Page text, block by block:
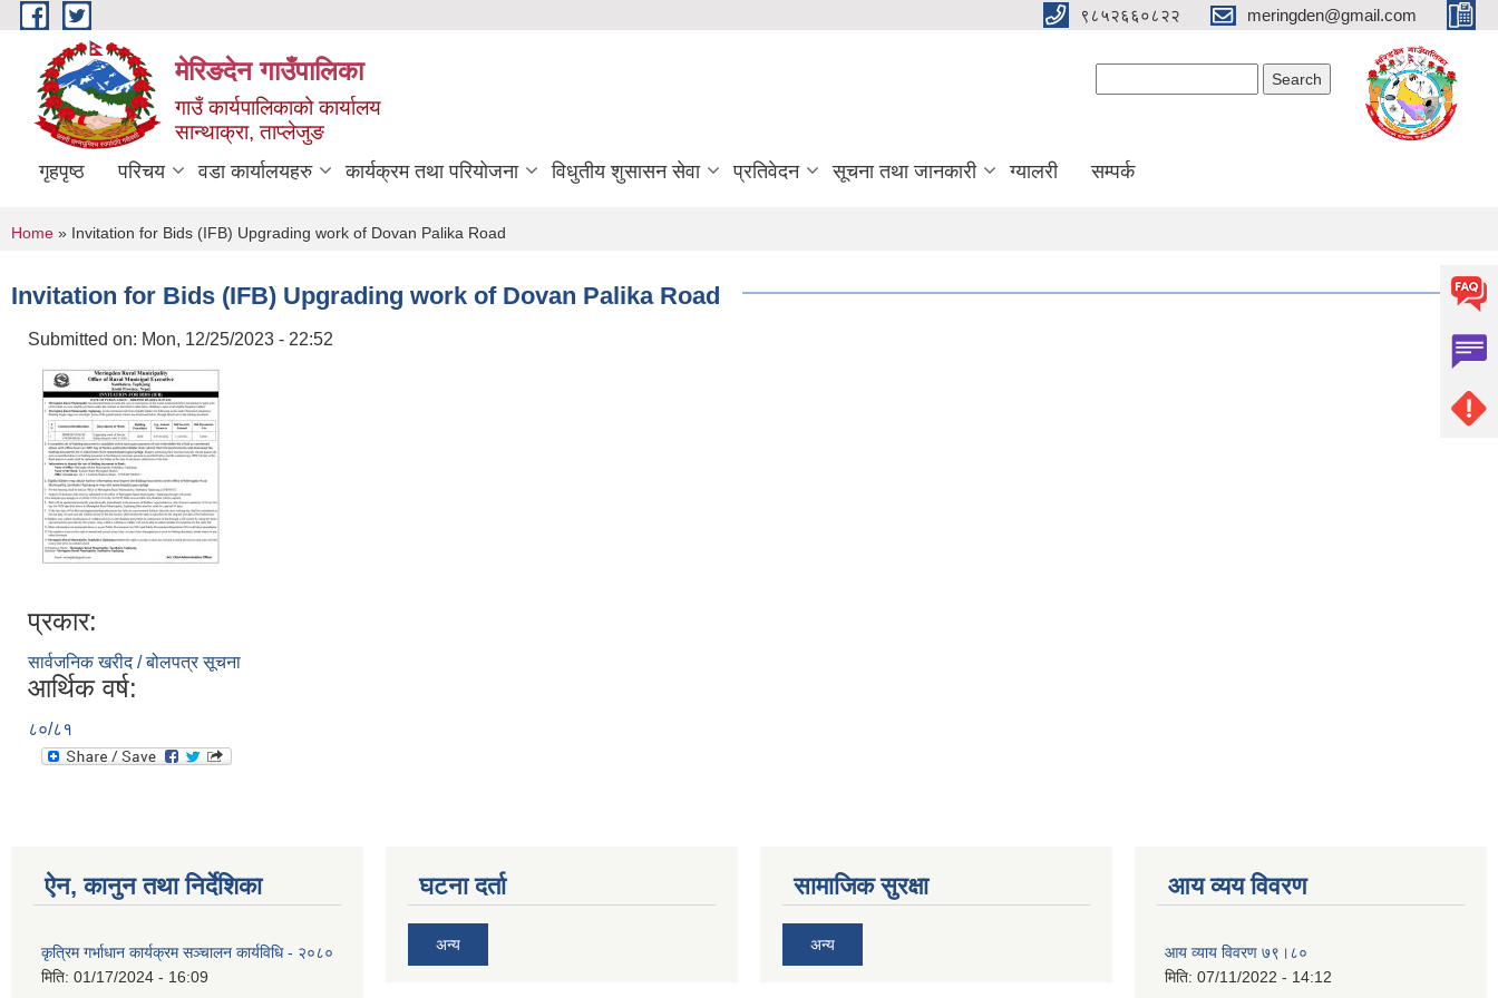
Skip to main content ९८५२६६०८२२ meringden@gmail.com
मेरिङदेन गाउँपालिका
गाउँ कार्यपालिकाको कार्यालय
सान्थाक्रा, ताप्लेजुङ
गृहपृष्ठ परिचय वडा कार्यालयहरु कार्यक्रम तथा परियोजना विधुतीय शुसासन सेवा प्रतिवेदन सूचना तथा जानकारी ग्यालरी सम्पर्क
You are here
Home » Invitation for Bids (IFB) Upgrading work of Dovan Palika Road
Invitation for Bids (IFB) Upgrading work of Dovan Palika Road
Submitted on: Mon, 12/25/2023 - 22:52
प्रकार:
सार्वजनिक खरीद / बोलपत्र सूचना
आर्थिक वर्ष:
८०/८१
ऐन, कानुन तथा निर्देशिका
कृत्रिम गर्भाधान कार्यक्रम सञ्चालन कार्यविधि - २०८०
मिति: 01/17/2024 - 16:09
घटना दर्ता
अन्य
सामाजिक सुरक्षा
अन्य
आय व्यय विवरण
आय व्याय विवरण ७९।८०
मिति: 07/11/2022 - 14:12